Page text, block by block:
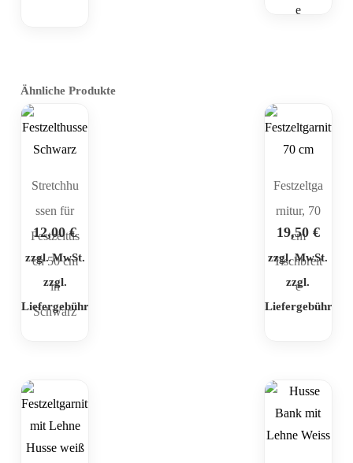
e
Ähnliche Produkte
Stretchhu
ssen für
Festzelttis
ch 50 cm
in
Schwarz
12,00€
zzgl. MwSt.
zzgl.
Liefergebühr
Festzeltga
rnitur, 70
cm
Tischbreit
e
19,50 €
zzgl. MwSt.
zzgl.
Liefergebühr